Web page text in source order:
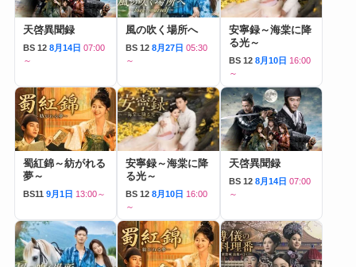
天啓異聞録
BS 12 8月14日 07:00
～
風の吹く場所へ
BS 12 8月27日 05:30
～
安寧録～海棠に降
る光～
BS 12 8月10日 16:00
～
蜀紅錦～紡がれる
夢～
BS11 9月1日 13:00～
安寧録～海棠に降
る光～
BS 12 8月10日 16:00
～
天啓異聞録
BS 12 8月14日 07:00
～